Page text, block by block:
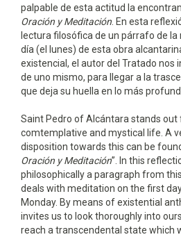
palpable de esta actitud la
Oración y Meditación . En esta
lectura filosófica de un párrafo de
día (el lunes) de esta obra
existencial, el autor del Tratado nos
de uno mismo, para llegar a la
que deja su huella en lo más
Saint Pedro of Alcántara stands
comtemplative and mystical life. A
disposition towards this can be
Oración y Meditación”. In this
philosophically a paragraph from
deals with meditation on the first
Monday. By means of existential
invites us to look thoroughly into
reach a transcendental state which